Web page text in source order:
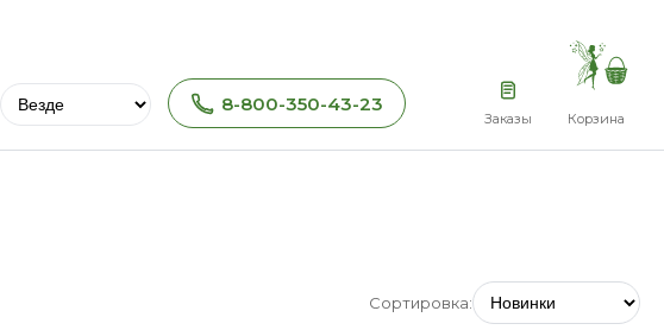
8-800-350-43-23
Заказы Корзина
Сортировка: